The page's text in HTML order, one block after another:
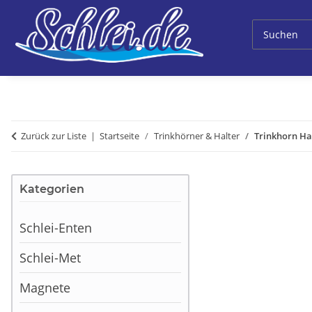
Zurück zur Liste Startseite Trinkhörner & Halter Trinkhorn
Kategorien
Schlei-Enten
Schlei-Met
Magnete